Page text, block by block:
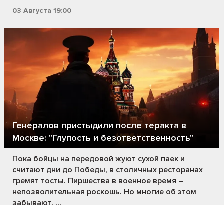
03 Августа 19:00
Генералов пристыдили после теракта в
Москве: "Глупость и безответственность"
Пока бойцы на передовой жуют сухой паек и
считают дни до Победы, в столичных ресторанах
гремят тосты. Пиршества в военное время –
непозволительная роскошь. Но многие об этом
забывают. ...